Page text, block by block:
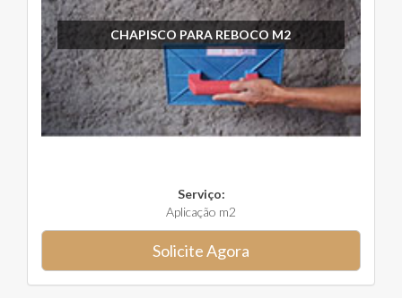
CHAPISCO PARA REBOCO M2
Serviço:
Aplicação m2
Solicite Agora